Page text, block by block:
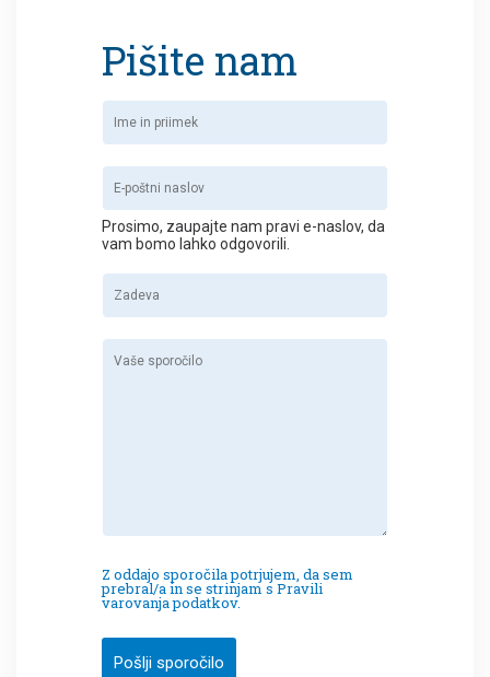
Pišite nam
Prosimo, zaupajte nam pravi e-naslov, da
vam bomo lahko odgovorili.
Z oddajo sporočila potrjujem, da sem
prebral/a in se strinjam s Pravili
varovanja podatkov.
Pošlji sporočilo